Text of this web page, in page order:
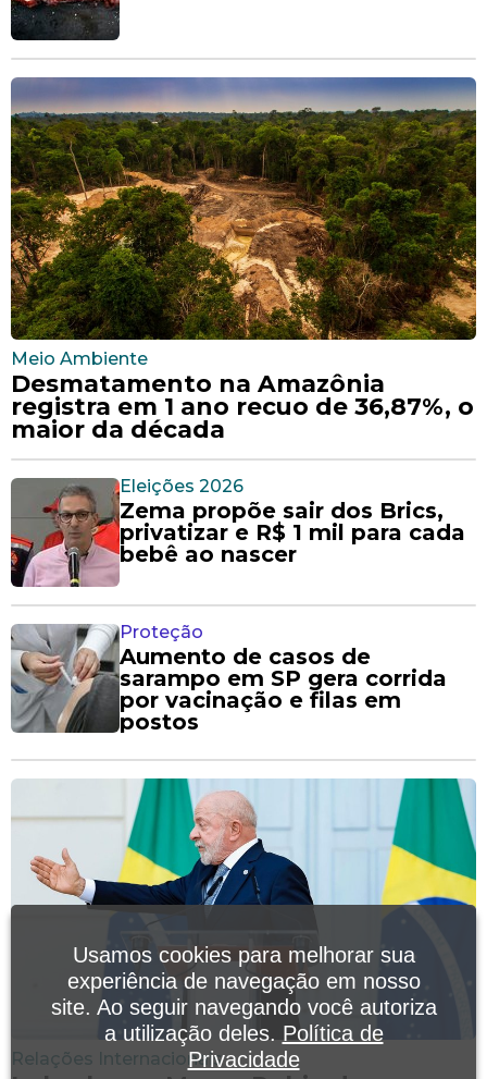
Meio Ambiente
Desmatamento na Amazônia
registra em 1 ano recuo de 36,87%, o
maior da década
Eleições 2026
Zema propõe sair dos Brics,
privatizar e R$ 1 mil para cada
bebê ao nascer
Proteção
Aumento de casos de
sarampo em SP gera corrida
por vacinação e filas em
postos
Relações Internacionais
Usamos cookies para melhorar sua
experiência de navegação em nosso
site. Ao seguir navegando você autoriza
a utilização deles. Política de
Privacidade